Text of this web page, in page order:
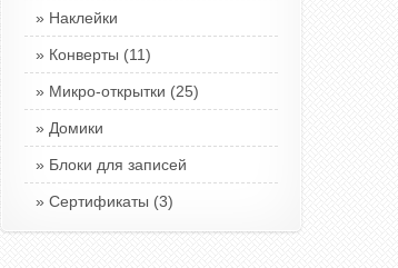
Наклейки
Конверты (11)
Микро-открытки (25)
Домики
Блоки для записей
Сертификаты (3)